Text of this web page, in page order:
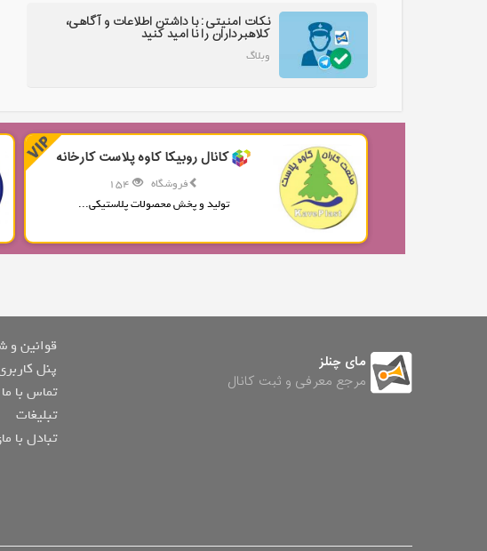
نکات امنیتی: با داشتن اطلاعات و آگاهی،
کلاهبرداران را نا امید کنید
وبلاگ
کانال روبیکا کاوه پلاست کارخانه
فروشگاه
تولید و پخش محصولات پلاستیکی...
مای چنلز
مرجع معرفی و ثبت کانال
قوانین و
پنل
تماس با ما
تبلیغات
تبادل با